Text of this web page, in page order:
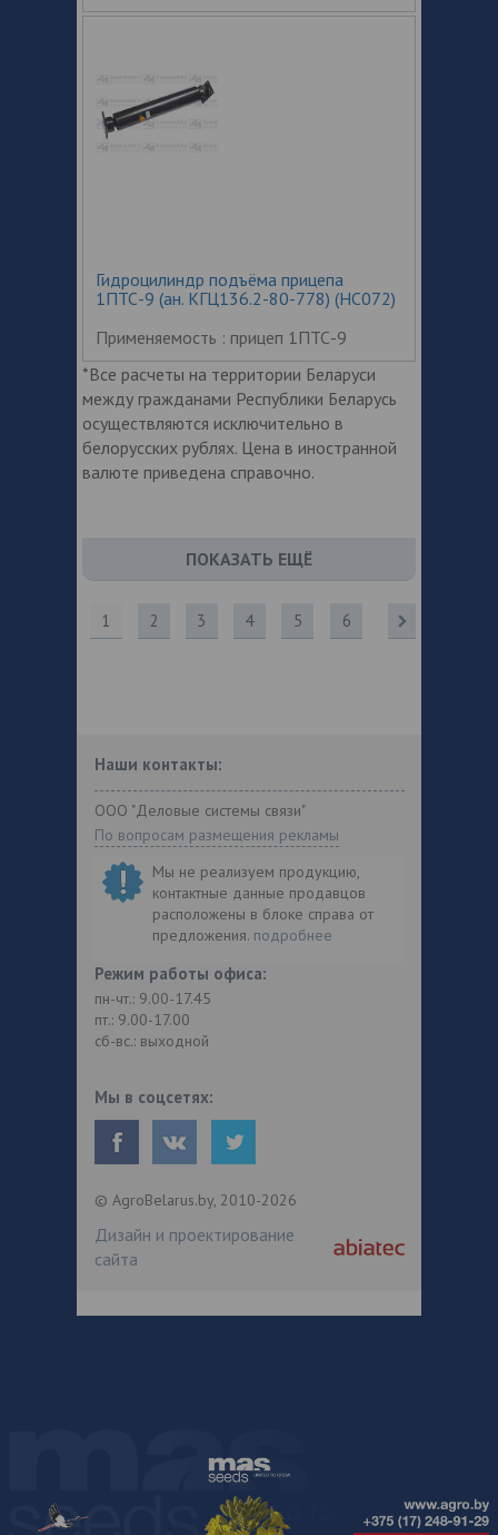
Гидроцилиндр подъёма прицепа
1ПТС-9 (ан. КГЦ136.2-80-778) (HC072)
Применяемость : прицеп 1ПТС-9
*Все расчеты на территории Беларуси
между гражданами Республики Беларусь
осуществляются исключительно в
белорусских рублях. Цена в иностранной
валюте приведена справочно.
ПОКАЗАТЬ ЕЩЁ
1 2 3 4 5 6
Наши контакты:
ООО "Деловые системы связи"
По вопросам размещения рекламы
Мы не реализуем продукцию,
контактные данные продавцов
расположены в блоке справа от
предложения. подробнее
Режим работы офиса:
пн-чт.: 9.00-17.45
пт.: 9.00-17.00
сб-вс.: выходной
Мы в соцсетях:
© AgroBelarus.by, 2010-2026
Дизайн и проектирование
сайта